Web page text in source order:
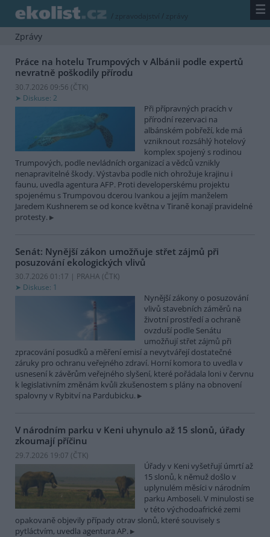
/ zpravodajství / zprávy ☰
Zprávy
Práce na hotelu Trumpových v Albánii podle expertů
nevratně poškodily přírodu
30.7.2026 09:56 (ČTK)
Diskuse: 2
Při přípravných pracích v
přírodní rezervaci na
albánském pobřeží, kde má
vzniknout rozsáhlý hotelový
komplex spojený s rodinou
Trumpových, podle nevládních organizací a vědců vznikly
nenapravitelné škody. Výstavba podle nich ohrožuje krajinu i
faunu, uvedla agentura AFP. Proti developerskému projektu
spojenému s Trumpovou dcerou Ivankou a jejím manželem
Jaredem Kushnerem se od konce května v Tiraně konají pravidelné
protesty.
Senát: Nynější zákon umožňuje střet zájmů při
posuzování ekologických vlivů
30.7.2026 01:17 | PRAHA (ČTK)
Diskuse: 1
Nynější zákony o posuzování
vlivů stavebních záměrů na
životní prostředí a ochraně
ovzduší podle Senátu
umožňují střet zájmů při
zpracování posudků a měření emisí a nevytvářejí dostatečné
záruky pro ochranu veřejného zdraví. Horní komora to uvedla v
usnesení k závěrům veřejného slyšení, které pořádala loni v červnu
k legislativním změnám kvůli zkušenostem s plány na obnovení
spalovny v Rybitví na Pardubicku.
V národním parku v Keni uhynulo až 15 slonů, úřady
zkoumají příčinu
29.7.2026 19:07 (ČTK)
Úřady v Keni vyšetřují úmrtí až
15 slonů, k němuž došlo v
uplynulém měsíci v národním
parku Amboseli. V minulosti se
v této východoafrické zemi
opakovaně objevily případy otrav slonů, které souvisely s
pytláctvím, uvedla agentura AP.